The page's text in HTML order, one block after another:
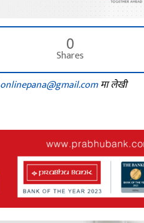
0
Shares
onlinepana@gmail.comमा लेखी